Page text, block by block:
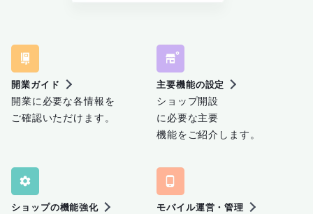
開業ガイド
開業に必要な各情報を
ご確認いただけます。
主要機能の設定
ショップ開設
に必要な主要
機能をご紹介します。
ショップの機能強化 モバイル運営・管理